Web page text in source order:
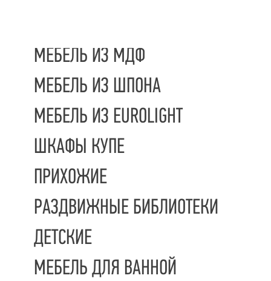
МЕБЕЛЬ ИЗ МДФ
МЕБЕЛЬ ИЗ ШПОНА
МЕБЕЛЬ ИЗ EUROLIGHT
ШКАФЫ КУПЕ
ПРИХОЖИЕ
РАЗДВИЖНЫЕ БИБЛИОТЕКИ
ДЕТСКИЕ
МЕБЕЛЬ ДЛЯ ВАННОЙ